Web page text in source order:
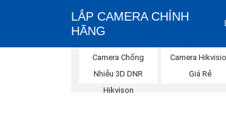
LẮP CAMERA CHÍNH
HÃNG
Camera Chống
Nhiễu 3D DNR
Hikvison
Camera
Giá Rẻ